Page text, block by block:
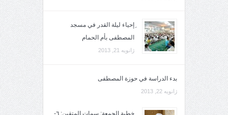
ِإحياء ليلة القدر في مسجد
المصطفى بأم الحمام
ژانویه 21, 2013
بدء الدراسة في حوزة المصطفى
ژانویه 22, 2013
خطبة الجمعة: سمات المتقين: ٦-